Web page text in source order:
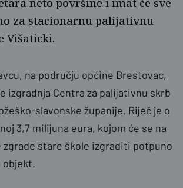
neto površine i imat će sve
za stacionarnu palijativnu
Višaticki.
na području općine Brestovac,
izgradnja Centra za palijativnu skrb
slavonske županije. Riječ je o
3,7 milijuna eura, kojom će se na
stare škole izgraditi potpuno
objekt.